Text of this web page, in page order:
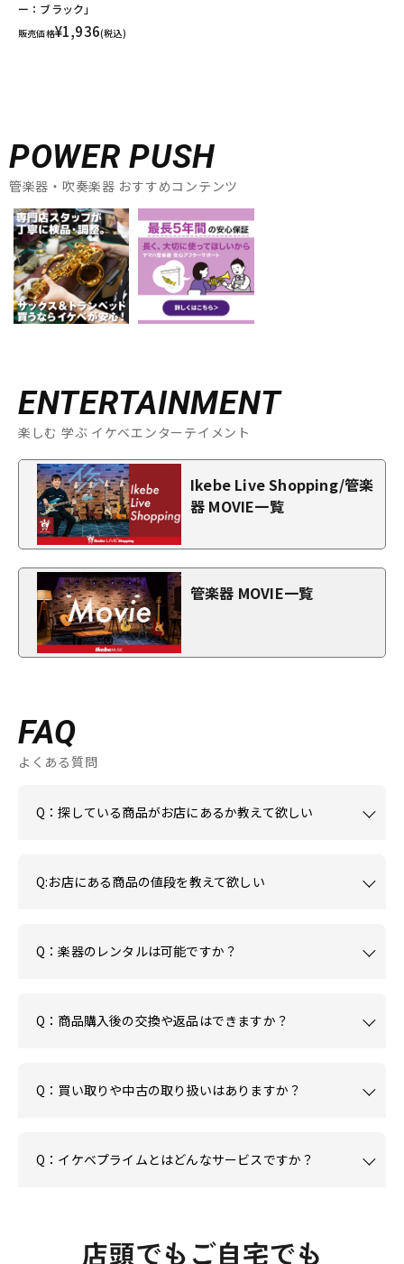
ー：ブラック」
販売価格¥1,936(税込)
POWER PUSH
管楽器・吹奏楽器 おすすめコンテンツ
ENTERTAINMENT
楽しむ 学ぶ イケベエンターテイメント
Ikebe Live Shopping/管楽
器 MOVIE一覧
管楽器 MOVIE一覧
FAQ
よくある質問
Q：探している商品がお店にあるか教えて欲しい
Q:お店にある商品の値段を教えて欲しい
Q：楽器のレンタルは可能ですか？
Q：商品購入後の交換や返品はできますか？
Q：買い取りや中古の取り扱いはありますか？
Q：イケベプライムとはどんなサービスですか？